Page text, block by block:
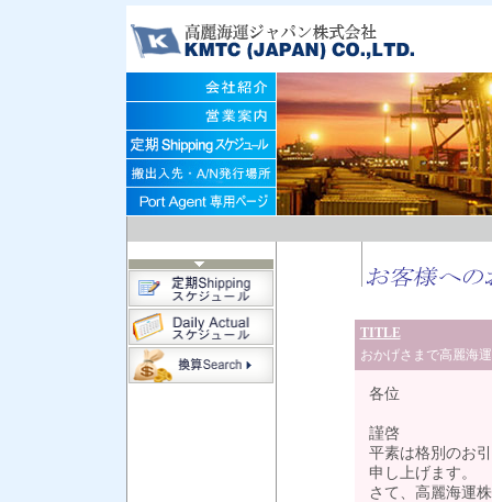
TITLE
おかげさまで高麗海
各位
謹啓
平素は格別のお
申し上げます。
さて、高麗海運